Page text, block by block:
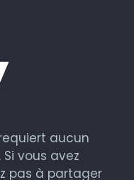
aucun
vous avez
pas à partager